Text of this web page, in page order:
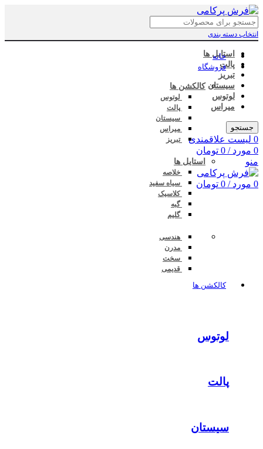
انتخاب دسته بندی
استایل ها
پالت
تبریز
سیستان
لوتوس
میراس
جستجو
0 لیست علاقمندی
0 مورد /
0 تومان
منو
0 مورد /
0 تومان
خانه
فروشگاه
کالکشن ها
لوتوس
پالت
سیستان
میراس
تبریز
استایل ها
خلاصه
سیاه سفید
کلاسیک
گبه
گلیم
هندسی
مدرن
سخت
قدیمی
کالکشن ها
لوتوس
پالت
سیستان